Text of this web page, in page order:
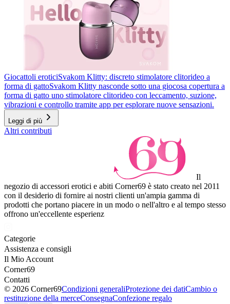
Giocattoli eroticiSvakom Klitty: discreto stimolatore clitorideo a
forma di gattoSvakom Klitty nasconde sotto una giocosa copertura a
forma di gatto uno stimolatore clitorideo con leccamento, suzione,
vibrazioni e controllo tramite app per esplorare nuove sensazioni.
Leggi di più
Altri contributi
Il
negozio di accessori erotici e abiti Corner69 è stato creato nel 2011
con il desiderio di fornire ai nostri clienti un'ampia gamma di
prodotti che portano piacere in un modo o nell'altro e al tempo stesso
offrono un'eccellente esperienz
Categorie
Assistenza e consigli
Il Mio Account
Corner69
Contatti
© 2026 Corner69Condizioni generaliProtezione dei datiCambio o
restituzione della merceConsegnaConfezione regalo